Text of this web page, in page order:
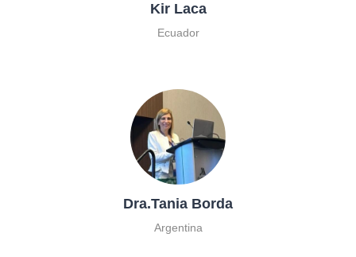
Kir Laca
Ecuador
Dra.Tania Borda
Argentina